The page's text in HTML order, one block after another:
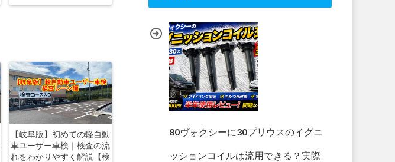
【岐阜版】初めての軽自動
車ユーザー車検｜検査の流
れをわかりやすく解説【検
80ヴォクシーに30プリウスのイグニ
ッションコイルは流用できる？実際